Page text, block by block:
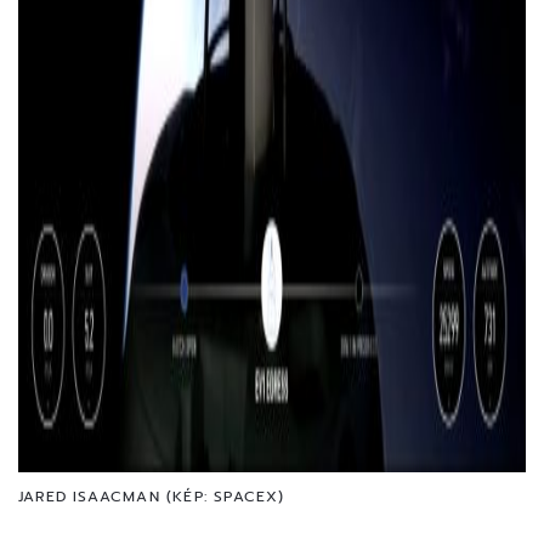
JARED ISAACMAN (KÉP: SPACEX)